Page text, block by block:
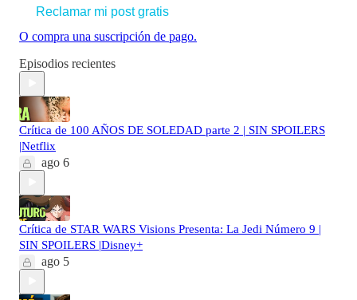
Reclamar mi post gratis
O compra una suscripción de pago.
Episodios recientes
Crítica de 100 AÑOS DE SOLEDAD parte 2 | SIN SPOILERS
|Netflix
ago 6
Crítica de STAR WARS Visions Presenta: La Jedi Número 9 |
SIN SPOILERS |Disney+
ago 5